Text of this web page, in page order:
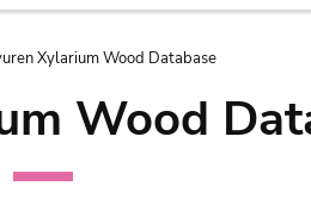
Xylarium Wood Database
Wood